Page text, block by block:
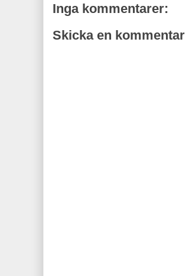
Inga kommentarer:
Skicka en kommentar